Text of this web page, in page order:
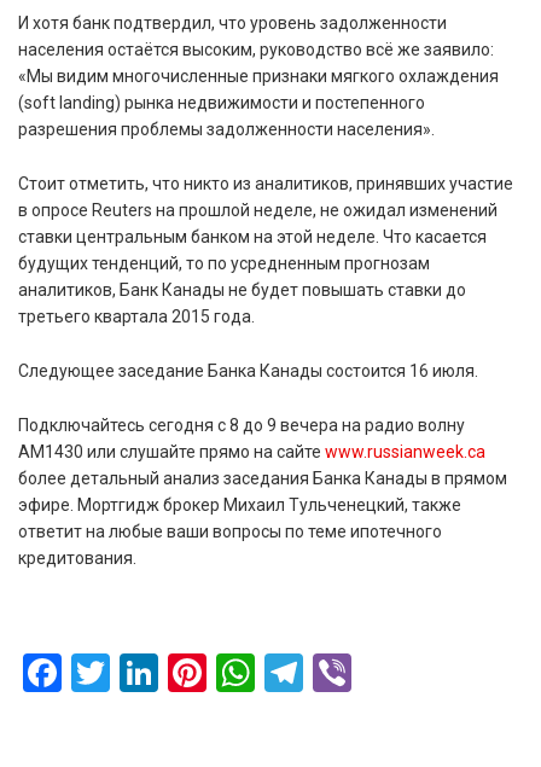
И хотя банк подтвердил, что уровень задолженности
населения остаётся высоким, руководство всё же заявило:
«Мы видим многочисленные признаки мягкого охлаждения
(soft landing) рынка недвижимости и постепенного
разрешения проблемы задолженности населения».
Стоит отметить, что никто из аналитиков, принявших участие
в опросе Reuters на прошлой неделе, не ожидал изменений
ставки центральным банком на этой неделе. Что касается
будущих тенденций, то по усредненным прогнозам
аналитиков, Банк Канады не будет повышать ставки до
третьего квартала 2015 года.
Следующее заседание Банка Канады состоится 16 июля.
Подключайтесь сегодня с 8 до 9 вечера на радио волну
AM1430 или слушайте прямо на сайте www.russianweek.ca
более детальный анализ заседания Банка Канады в прямом
эфире. Мортгидж брокер Михаил Тульченецкий, также
ответит на любые ваши вопросы по теме ипотечного
кредитования.
Facebook
Twitter
LinkedIn
Pinterest
WhatsApp
Telegram